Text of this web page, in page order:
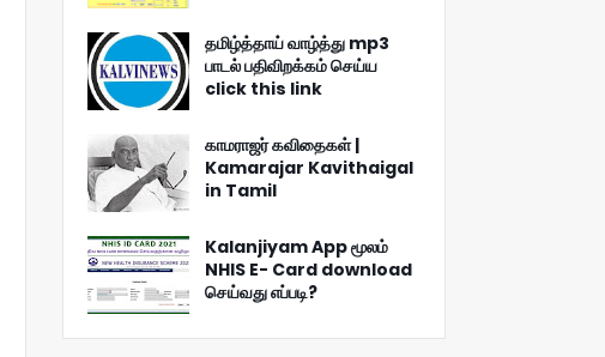
தமிழ்த்தாய் வாழ்த்து mp3
பாடல் பதிவிறக்கம் செய்ய
click this link
காமராஜர் கவிதைகள் |
Kamarajar Kavithaigal
in Tamil
Kalanjiyam App மூலம்
NHIS E- Card download
செய்வது எப்படி?